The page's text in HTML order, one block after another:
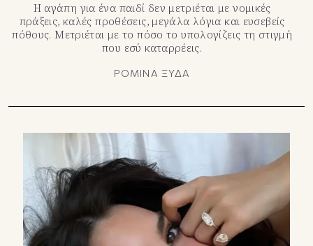
Η αγάπη για ένα παιδί δεν μετριέται με νομικές
πράξεις, καλές προθέσεις, μεγάλα λόγια και ευσεβείς
πόθους. Μετριέται με το πόσο το υπολογίζεις τη στιγμή
που εσύ καταρρέεις.
ΡΟΜΙΝΑ ΞΥΔΑ